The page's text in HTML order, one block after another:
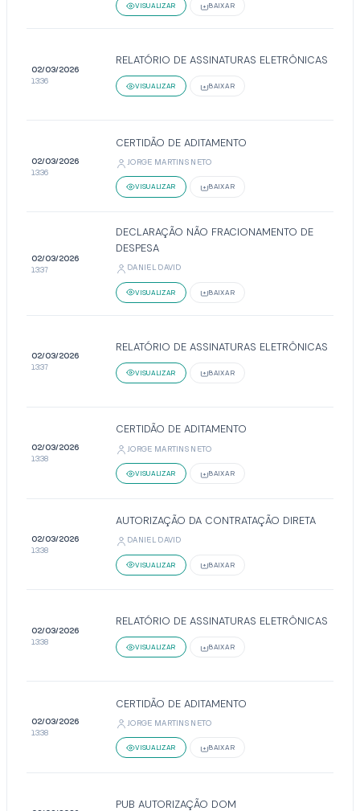
VISUALIZAR BAIXAR
02/03/2026
13:36
RELATÓRIO DE ASSINATURAS ELETRÔNICAS
VISUALIZAR BAIXAR
02/03/2026
13:36
CERTIDÃO DE ADITAMENTO
JORGE MARTINS NETO
VISUALIZAR BAIXAR
02/03/2026
13:37
DECLARAÇÃO NÃO FRACIONAMENTO DE
DESPESA
DANIEL DAVID
VISUALIZAR BAIXAR
02/03/2026
13:37
RELATÓRIO DE ASSINATURAS ELETRÔNICAS
VISUALIZAR BAIXAR
02/03/2026
13:38
CERTIDÃO DE ADITAMENTO
JORGE MARTINS NETO
VISUALIZAR BAIXAR
02/03/2026
13:38
AUTORIZAÇÃO DA CONTRATAÇÃO DIRETA
DANIEL DAVID
VISUALIZAR BAIXAR
02/03/2026
13:38
RELATÓRIO DE ASSINATURAS ELETRÔNICAS
VISUALIZAR BAIXAR
02/03/2026
13:38
CERTIDÃO DE ADITAMENTO
JORGE MARTINS NETO
VISUALIZAR BAIXAR
PUB AUTORIZAÇÃO DOM